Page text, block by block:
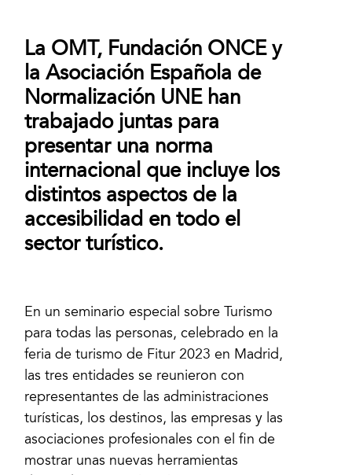
La OMT, Fundación ONCE y
la Asociación Española de
Normalización UNE han
trabajado juntas para
presentar una norma
internacional que incluye los
distintos aspectos de la
accesibilidad en todo el
sector turístico.
En un seminario especial sobre Turismo
para todas las personas, celebrado en la
feria de turismo de Fitur 2023 en Madrid,
las tres entidades se reunieron con
representantes de las administraciones
turísticas, los destinos, las empresas y las
asociaciones profesionales con el fin de
mostrar unas nuevas herramientas